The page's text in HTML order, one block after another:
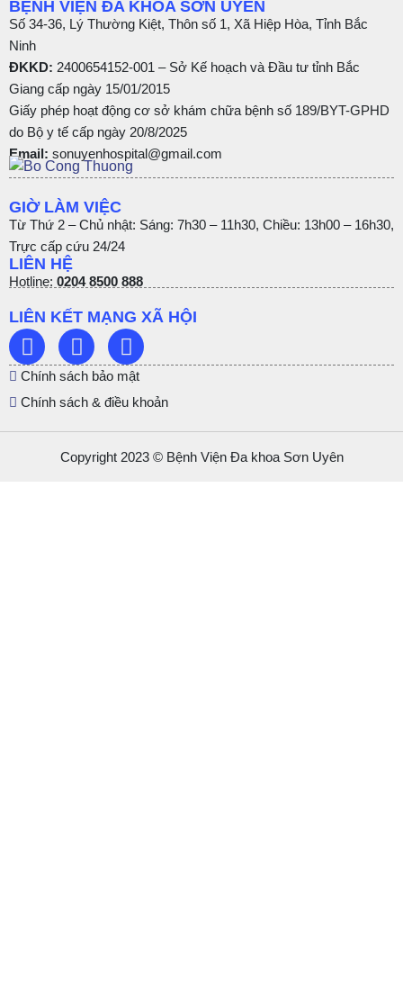
BỆNH VIỆN ĐA KHOA SƠN UYÊN
Số 34-36, Lý Thường Kiệt, Thôn số 1, Xã Hiệp Hòa, Tỉnh Bắc
Ninh
ĐKKD: 2400654152-001 – Sở Kế hoạch và Đầu tư tỉnh Bắc
Giang cấp ngày 15/01/2015
Giấy phép hoạt động cơ sở khám chữa bệnh số 189/BYT-GPHD
do Bộ y tế cấp ngày 20/8/2025
Email: sonuyenhospital@gmail.com
GIỜ LÀM VIỆC
Từ Thứ 2 – Chủ nhật: Sáng: 7h30 – 11h30, Chiều: 13h00 – 16h30,
Trực cấp cứu 24/24
LIÊN HỆ
Hotline: 0204 8500 888
LIÊN KẾT MẠNG XÃ HỘI
Chính sách bảo mật
Chính sách & điều khoản
Copyright 2023 © Bệnh Viện Đa khoa Sơn Uyên